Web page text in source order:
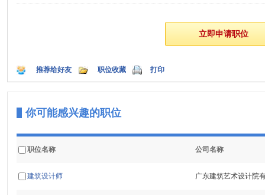
推荐给好友 职位收藏 打印
你可能感兴趣的职位
职位名称 公司名称
建筑设计师 广东建筑艺术设计院